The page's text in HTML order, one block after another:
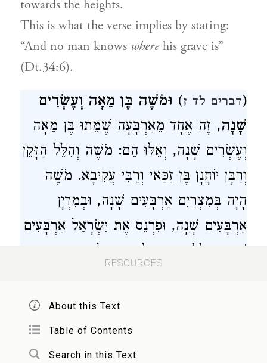
towards the heights.
This is what the verse implies by stating:
“And no man knows wherehis grave is”
(Dt.34:6).
(דברים לד ז) וּמֹשֶׁה בֶּן מֵאָה וְעֶשְׂרִים
שָׁנָה, זֶה אֶחָד מֵאַרְבָּעָה שֶׁמֵּתוּ בֶּן מֵאָה
וְעֶשְׂרִים שָׁנָה, וְאֵלּוּ הֵם: מֹשֶׁה וְהִלֵּל הַזָּקֵן
וְרַבָּן יוֹחָנָן בֶּן זַכַּאי וְרַבִּי עֲקִיבָא. מֹשֶׁה
הָיָה בְּמִצְרַיִם אַרְבָּעִים שָׁנָה, וּבְמִדְיָן
אַרְבָּעִים שָׁנָה, וּפִרְנֵס אֶת יִשְׂרָאֵל אַרְבָּעִים
שָׁנָה. הִלֵּל הַזָּקֵן עָלָה מִבָּבֶל בֶּן אַרְבָּעִים
אֶת יִשְׂרָאֵל אַרְבָּעִים שָׁנָה. רַבָּן יוֹחָנָן בֶּן
זַכַּאי עָסַק בִּפְרַגְמַטְיָא אַרְבָּעִים שָׁנָה,
וְשִׁמֵּשׁ חֲכָמִים אַרְבָּעִים שָׁנָה, וּפִרְנֵס אֶת
RESOURCES
About this Text
Table of Contents
Search in this Text